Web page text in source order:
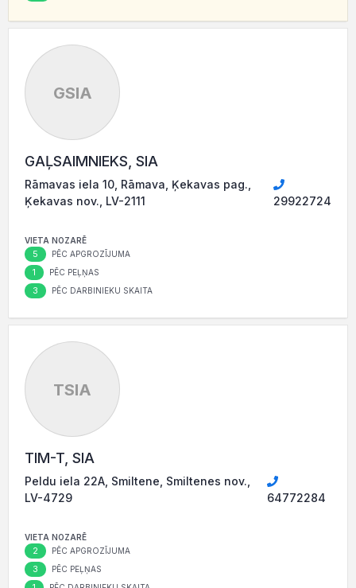
GSIA
GAĻSAIMNIEKS, SIA
Rāmavas iela 10, Rāmava, Ķekavas pag.,
Ķekavas nov., LV-2111
29922724
VIETA NOZARĒ
5 PĒC APGROZĪJUMA
1 PĒC PEĻŅAS
3 PĒC DARBINIEKU SKAITA
TSIA
TIM-T, SIA
Peldu iela 22A, Smiltene, Smiltenes nov.,
LV-4729
64772284
VIETA NOZARĒ
2 PĒC APGROZĪJUMA
3 PĒC PEĻŅAS